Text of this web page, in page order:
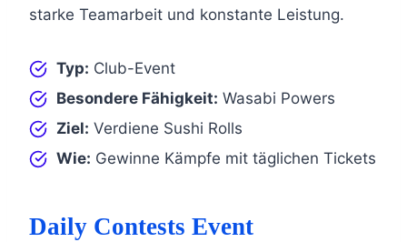
starke Teamarbeit und konstante Leistung.
Typ: Club-Event
Besondere Fähigkeit: Wasabi Powers
Ziel: Verdiene Sushi Rolls
Wie: Gewinne Kämpfe mit täglichen Tickets
Daily Contests Event